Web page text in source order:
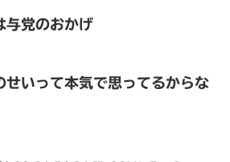
与党のおかげ
せいって本気で思ってるからな